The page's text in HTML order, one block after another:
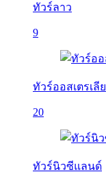
ทัวร์ลาว
9
ทัวร์ออสเตรเลีย
20
ทัวร์นิวซีแลนด์